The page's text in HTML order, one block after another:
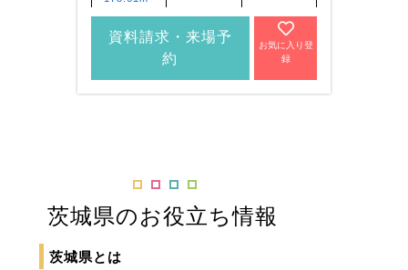
資料請求・来場予
約
お気に入り登
録
茨城県のお役立ち情報
茨城県とは